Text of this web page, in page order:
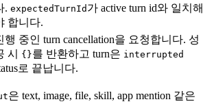
. expectedTurnId 가 active turn id와 일치해
합니다.
행 중인 turn cancellation을 요청합니다. 성
시
{}를 반환하고 turn은 interrupted
로 끝납니다.
은 text, image, file, skill, app mention 같은